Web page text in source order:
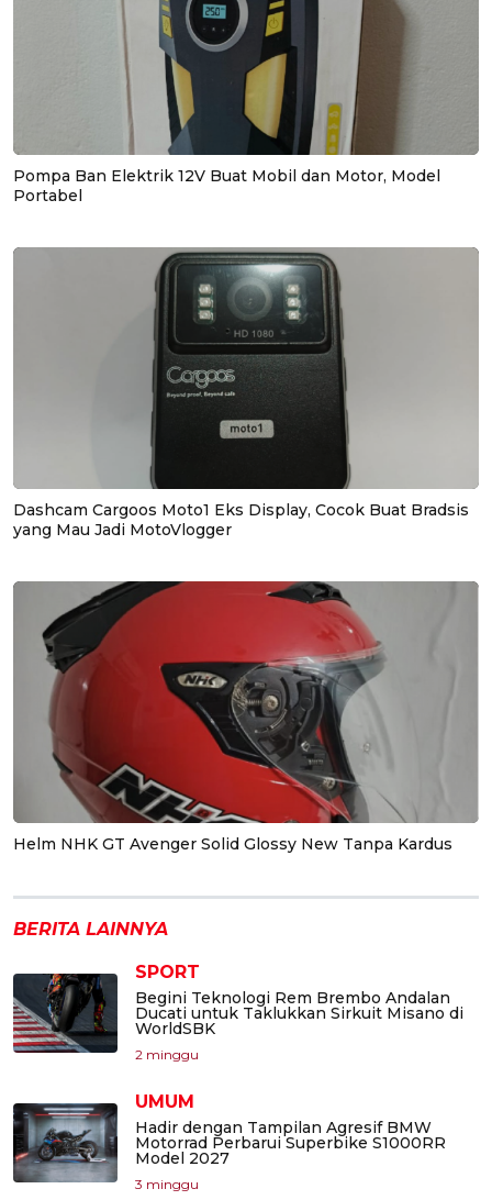
Pompa Ban Elektrik 12V Buat Mobil dan Motor, Model
Portabel
Dashcam Cargoos Moto1 Eks Display, Cocok Buat Bradsis
yang Mau Jadi MotoVlogger
Helm NHK GT Avenger Solid Glossy New Tanpa Kardus
BERITA LAINNYA
SPORT
Begini Teknologi Rem Brembo Andalan
Ducati untuk Taklukkan Sirkuit Misano di
WorldSBK
2 minggu
UMUM
Hadir dengan Tampilan Agresif BMW
Motorrad Perbarui Superbike S1000RR
Model 2027
3 minggu